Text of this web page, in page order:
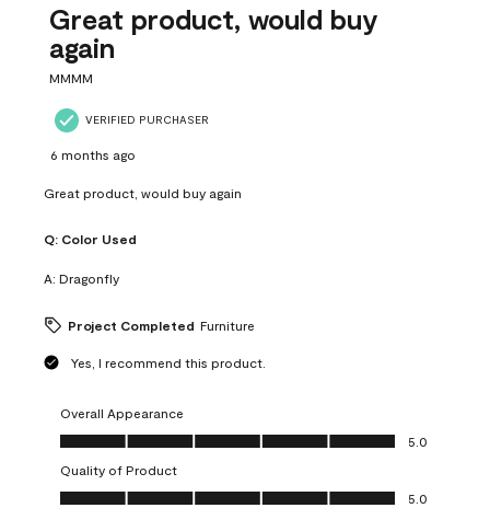
Great product, would buy
again
MMMM
VERIFIED PURCHASER
6 months ago
Great product, would buy again
Q: Color Used
A: Dragonfly
Project Completed Furniture
Yes, I recommend this product.
Overall Appearance
Overall Appearance, 5.0 out of 5
5.0
Quality of Product
Quality of Product, 5.0 out of 5
5.0